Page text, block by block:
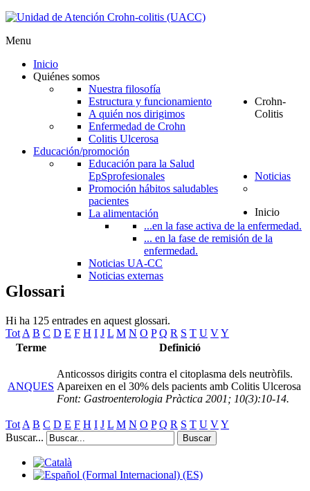
Menu
Inicio
Quiénes somos
Nuestra filosofía
Estructura y funcionamiento
A quién nos dirigimos
Crohn-
Colitis
Enfermedad de Crohn
Colitis Ulcerosa
Educación/promoción
Educación para la Salud
EpSprofesionales
Promoción hábitos saludables
pacientes
La alimentación
...en la fase activa de la enfermedad.
... en la fase de remisión de la
enfermedad.
Noticias
Noticias UA-CC
Noticias externas
Inicio
Glossari
Hi ha 125 entrades en aquest glossari.
Tot A B C D E F H I J L M N O P Q R S T U VY
Terme
Definició
ANQUES
Anticossos dirigits contra el citoplasma dels neutròfils.
Apareixen en el 30% dels pacients amb Colitis Ulcerosa
Font: Gastroenterologia Pràctica 2001; 10(3):10-14.
Tot A B C D E F H I J L M N O P Q R S T U VY
Buscar...
Buscar